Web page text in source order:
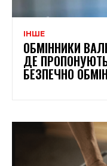
ІНШЕ
ОБМІННИКИ
ДЕ
БЕЗПЕЧНО